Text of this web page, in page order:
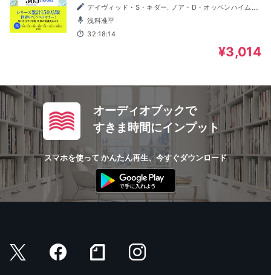
デイヴィッド・S・キダー, ノア・D・オッペンハイム,
小林朋則／訳
浅科准平
32:18:14
¥3,014
オーディオブックで
すきま時間にインプット
スマホを使って かんたん再生、今すぐダウンロード